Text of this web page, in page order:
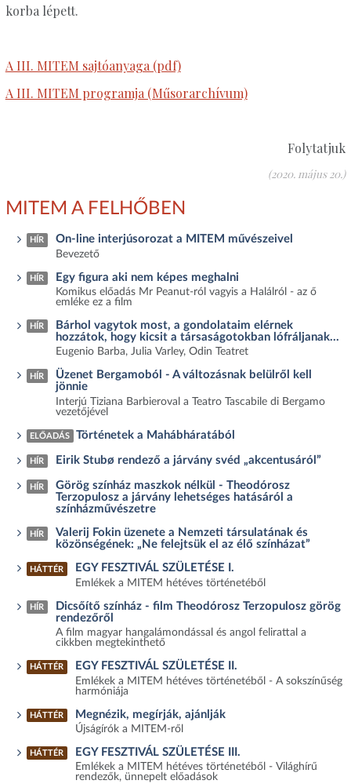
korba lépett.
A III. MITEM sajtóanyaga (pdf)
A III. MITEM programja (Műsorarchívum)
Folytatjuk
(2020. május 20.)
MITEM A FELHŐBEN
HÍR On-line interjúsorozat a MITEM művészeivel
Bevezető
HÍR Egy figura aki nem képes meghalni
Komikus előadás Mr Peanut-ról vagyis a Halálról - az ő
emléke ez a film
HÍR
Bárhol vagytok most, a gondolataim elérnek
hozzátok, hogy kicsit a társaságotokban lófráljanak...
Eugenio Barba, Julia Varley, Odin Teatret
HÍR
Üzenet Bergamoból - A változásnak belülről kell
jönnie
Interjú Tiziana Barbieroval a Teatro Tascabile di Bergamo
vezetőjével
ELŐADÁS Történetek a Mahábháratából
HÍR Eirik Stubø rendező a járvány svéd „akcentusáról”
HÍR
Görög színház maszkok nélkül - Theodórosz
Terzopulosz a járvány lehetséges hatásáról a
színházművészetre
HÍR
Valerij Fokin üzenete a Nemzeti társulatának és
közönségének: „Ne felejtsük el az élő színházat”
HÁTTÉR EGY FESZTIVÁL SZÜLETÉSE I.
Emlékek a MITEM hétéves történetéből
HÍR
Dicsőítő színház - film Theodórosz Terzopulosz görög
rendezőről
A film magyar hangalámondással és angol felirattal a
cikkben megtekinthető
HÁTTÉR EGY FESZTIVÁL SZÜLETÉSE II.
Emlékek a MITEM hétéves történetéből - A sokszínűség
harmóniája
HÁTTÉR Megnézik, megírják, ajánlják
Újságírók a MITEM-ről
HÁTTÉR EGY FESZTIVÁL SZÜLETÉSE III.
Emlékek a MITEM hétéves történetéből - Világhírű
rendezők, ünnepelt előadások